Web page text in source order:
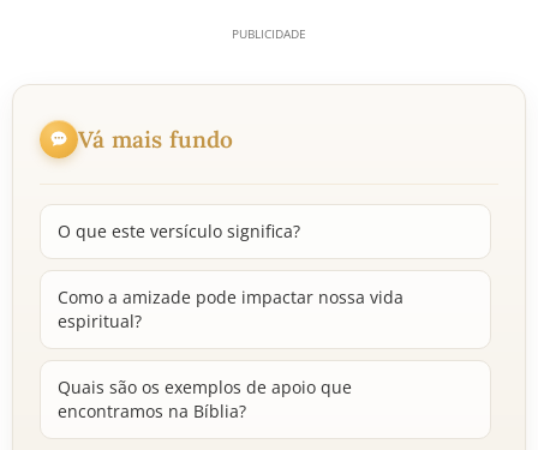
Vá mais fundo
O que este versículo significa?
Como a amizade pode impactar nossa vida
espiritual?
Quais são os exemplos de apoio que
encontramos na Bíblia?